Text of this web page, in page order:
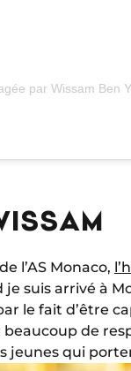
par Wissam Ben
l’AS Monaco,
suis arrivé à
le fait d’être
de
jeunes qui